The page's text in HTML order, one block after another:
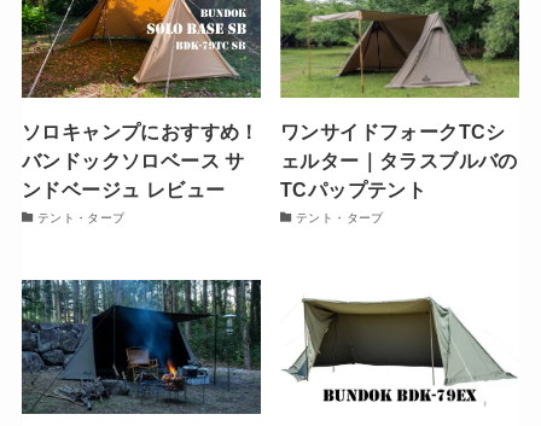
ソロキャンプにおすすめ！
バンドックソロベース サ
ンドベージュ レビュー
テント・タープ
ワンサイドフォークTCシ
ェルター｜タラスブルバの
TCパップテント
テント・タープ